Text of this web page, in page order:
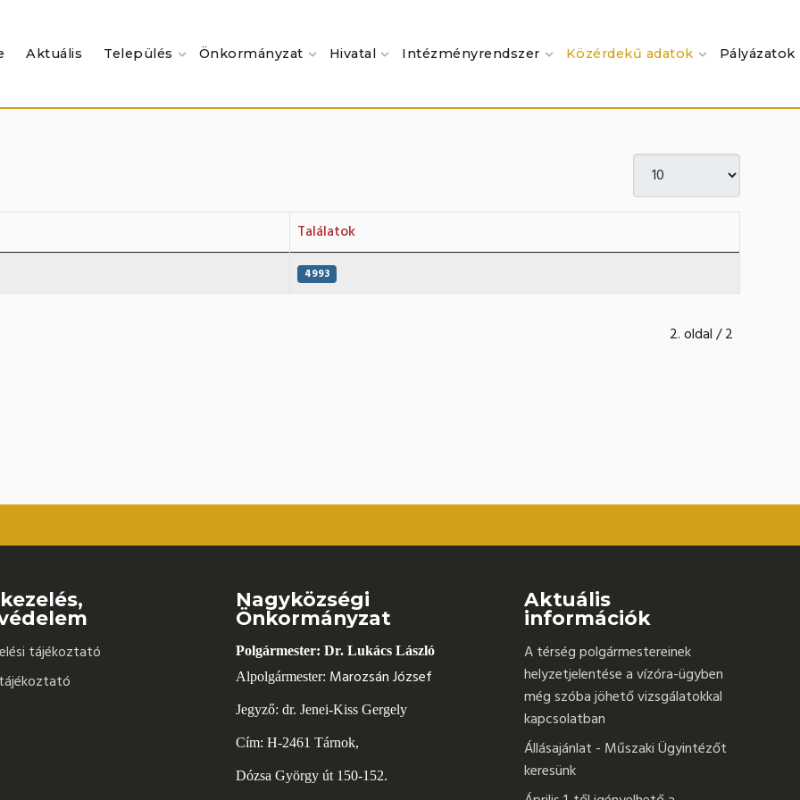
Aktuális Település Önkormányzat Hivatal Intézményrendszer Közérdekű adatok Pályázatok
Tételek #
Találatok
4993
2. oldal / 2
tájékoztató
Nagyközségi
Önkormányzat
Polgármester: Dr. Lukács László
Alpolgármester: Marozsán József
Jegyző: dr. Jenei-Kiss Gergely
Cím: H-2461 Tárnok,
Dózsa György út 150-152.
Aktuális
információk
A térség polgármestereinek
helyzetjelentése a vízóra-ügyben
még szóba jöhető vizsgálatokkal
kapcsolatban
Állásajánlat - Műszaki Ügyintézőt
keresünk